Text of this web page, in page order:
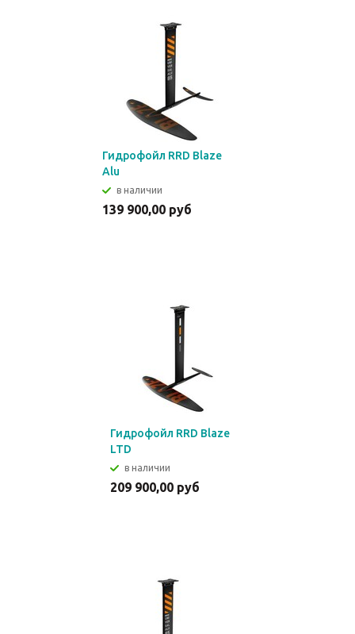
Гидрофойл RRD Blaze
Alu
в наличии
139 900,00 руб
Гидрофойл RRD Blaze
LTD
в наличии
209 900,00 руб